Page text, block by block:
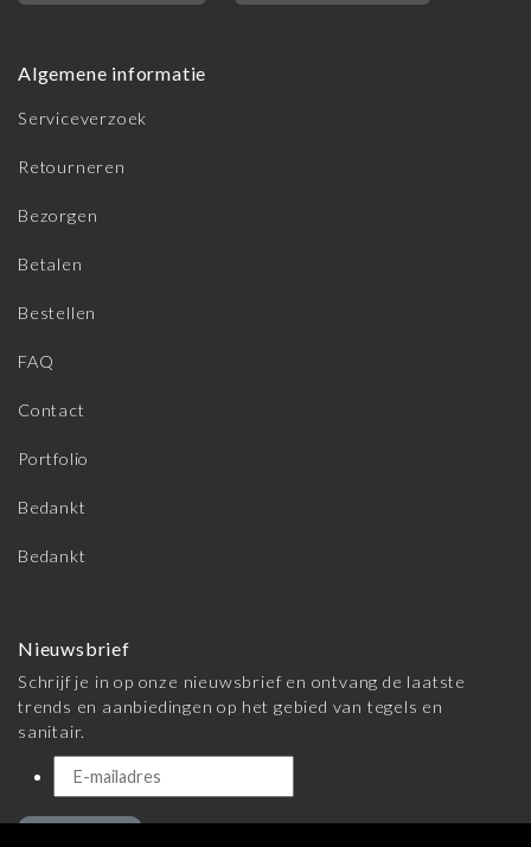
Algemene informatie
Serviceverzoek
Retourneren
Bezorgen
Betalen
Bestellen
FAQ
Contact
Portfolio
Bedankt
Bedankt
Nieuwsbrief
Schrijf je in op onze nieuwsbrief en ontvang de laatste
trends en aanbiedingen op het gebied van tegels en
sanitair.